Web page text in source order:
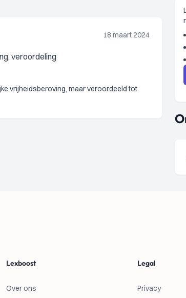
veroordeling
18 maart 2024
vrijheidsberoving, maar veroordeeld tot
Lexboost
Over ons
Legal
Privacy